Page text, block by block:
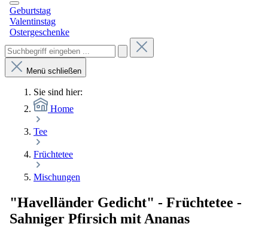
Geburtstag
Valentinstag
Ostergeschenke
Menü schließen
Sie sind hier:
Home
Tee
Früchtetee
Mischungen
"Havelländer Gedicht" - Früchtetee -
Sahniger Pfirsich mit Ananas